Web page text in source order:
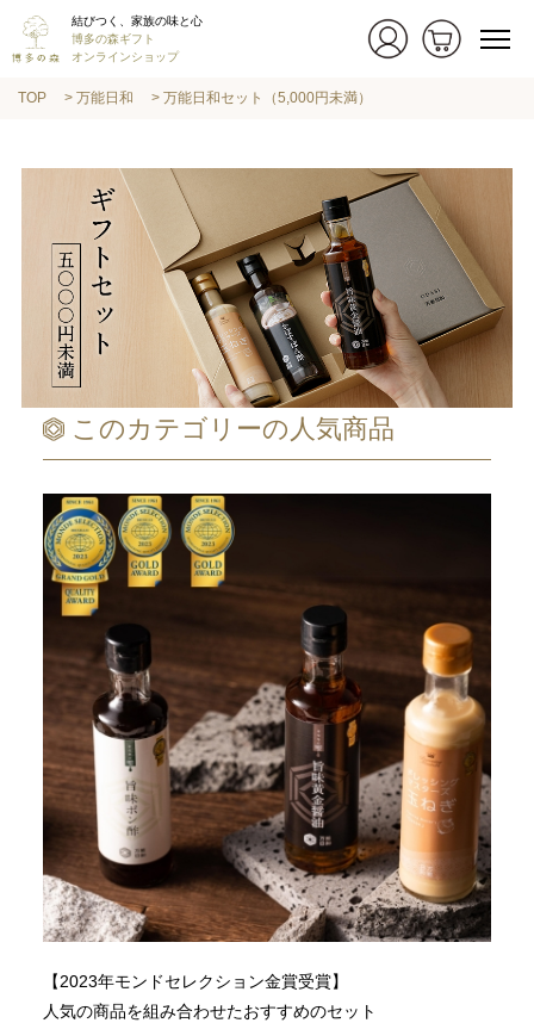
結びつく、家族の味と心
博多の森ギフト
オンラインショップ
TOP 万能日和 万能日和セット（5,000円未満）
このカテゴリーの人気商品
【2023年モンドセレクション金賞受賞】
人気の商品を組み合わせたおすすめのセット